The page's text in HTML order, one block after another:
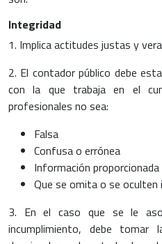
Integridad
1. Implica actitudes justas y
2. El contador público debe
con la que trabaja en el
profesionales no sea:
Falsa
Confusa o errónea
Información
Que se omita o se oculten
3. En el caso que se le
incumplimiento, debe tomar